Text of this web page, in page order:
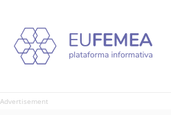
Advertisement